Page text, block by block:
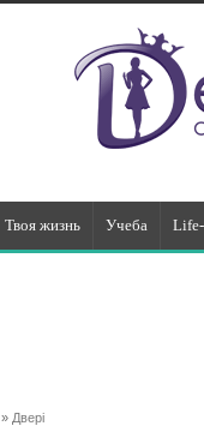
Твоя жизнь Учеба
» Двері